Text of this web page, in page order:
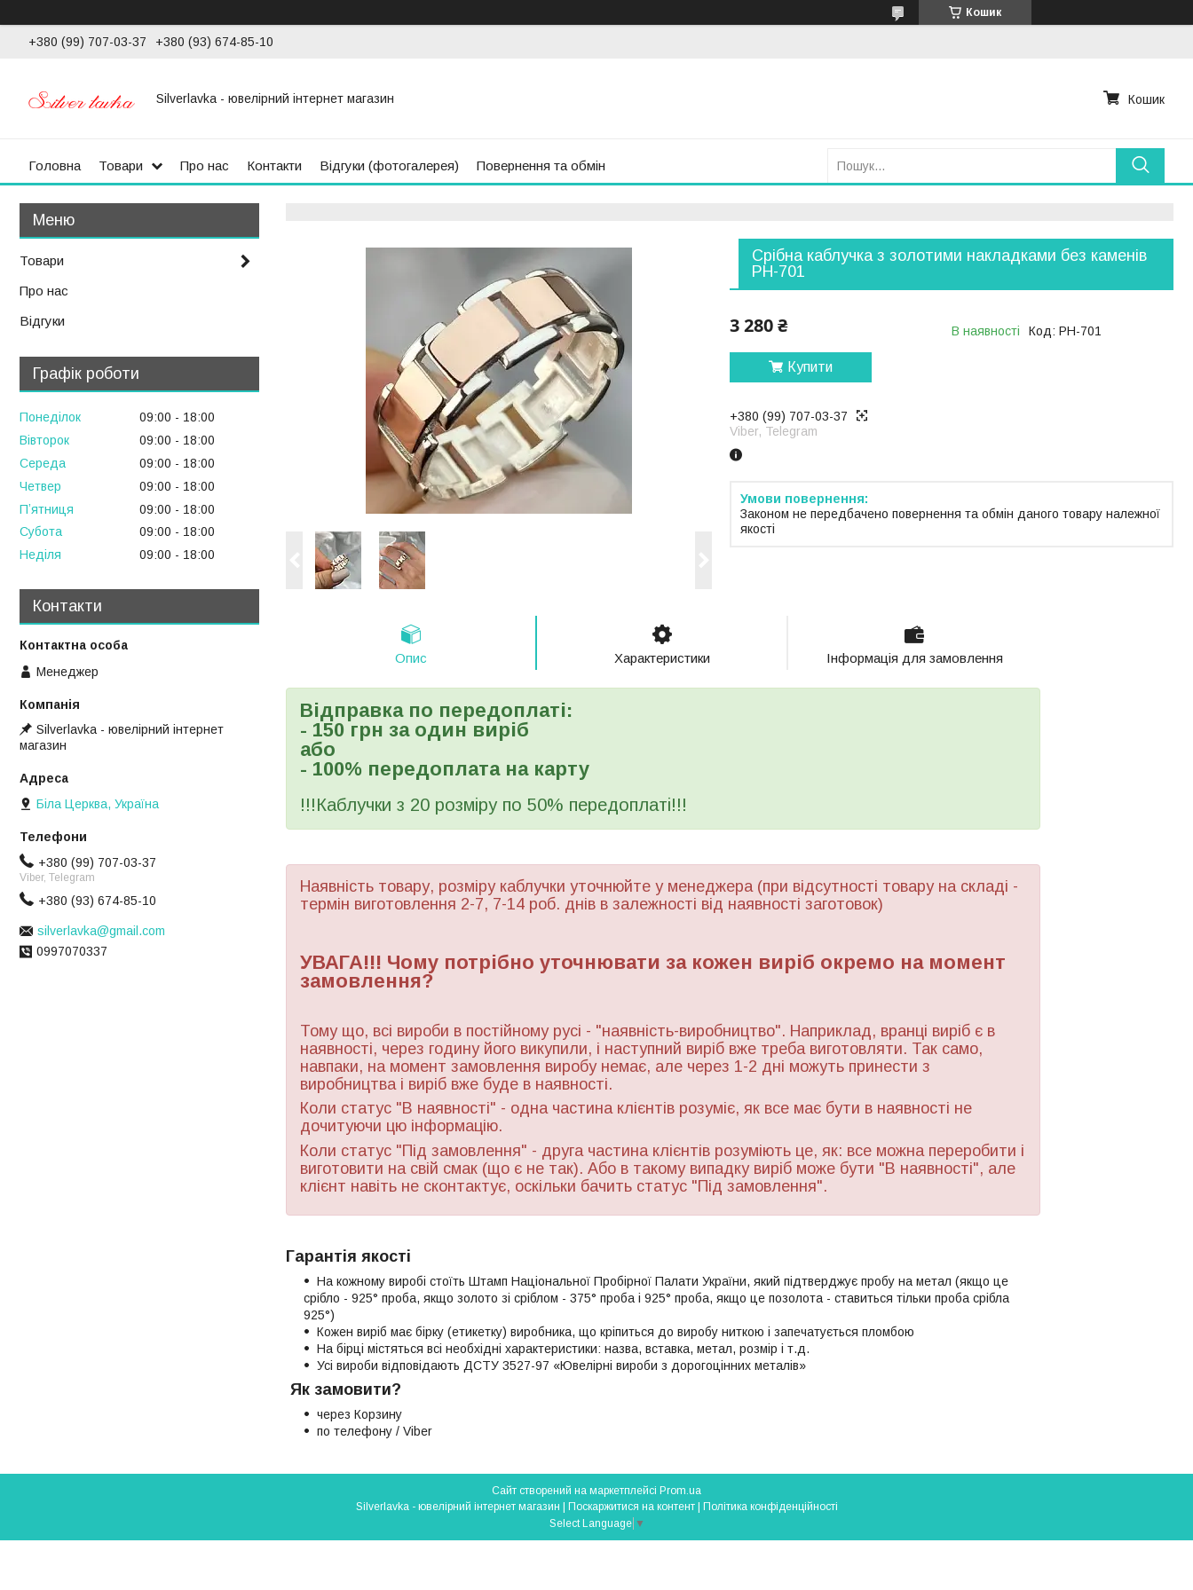
Кошик
+380 (99) 707-03-37 +380 (93) 674-85-10
Silverlavka - ювелірний інтернет магазин Кошик
Головна Товари Про нас Контакти Відгуки (фотогалерея) Повернення та обмін
Срібна каблучка з золотими накладками без каменів
РН-701
3 280 ₴ В наявності Код: РН-701
Купити
+380 (99) 707-03-37
Viber, Telegram
Законом не передбачено повернення та обмін даного товару належної
якості
Опис Характеристики Інформація для замовлення
Відправка по передоплаті:
- 150 грн за один виріб
або
- 100% передоплата на карту
!!!Каблучки з 20 розміру по 50% передоплаті!!!
Наявність товару, розміру каблучки уточнюйте у менеджера (при відсутності товару на складі -
термін виготовлення 2-7, 7-14 роб. днів в залежності від наявності заготовок)
УВАГА!!! Чому потрібно уточнювати за кожен виріб окремо на момент
замовлення?
Тому що, всі вироби в постійному русі - "наявність-виробництво". Наприклад, вранці виріб є в
наявності, через годину його викупили, і наступний виріб вже треба виготовляти. Так само,
навпаки, на момент замовлення виробу немає, але через 1-2 дні можуть принести з
виробництва і виріб вже буде в наявності.
Коли статус "В наявності" - одна частина клієнтів розуміє, як все має бути в наявності не
дочитуючи цю інформацію.
Коли статус "Під замовлення" - друга частина клієнтів розуміють це, як: все можна переробити і
виготовити на свій смак (що є не так). Або в такому випадку виріб може бути "В наявності", але
клієнт навіть не сконтактує, оскільки бачить статус "Під замовлення".
Гарантія якості
На кожному виробі стоїть Штамп Національної Пробірної Палати України, який підтверджує пробу на метал (якщо це
срібло - 925° проба, якщо золото зі сріблом - 375° проба і 925° проба, якщо це позолота - ставиться тільки проба срібла
925°)
Кожен виріб має бірку (етикетку) виробника, що кріпиться до виробу ниткою і запечатується пломбою
На бірці містяться всі необхідні характеристики: назва, вставка, метал, розмір і т.д.
Усі вироби відповідають ДСТУ 3527-97 «Ювелірні вироби з дорогоцінних металів»
Як замовити?
через Корзину
по телефону / Viber
Товари
Про нас
Відгуки
Графік роботи
Понеділок 09:00
18:00
Вівторок
09:00
18:00
Середа
09:00
18:00
Четвер
09:00
18:00
Пʼятниця
09:00
18:00
Субота
09:00
18:00
Неділя
09:00 18:00
Контакти
Менеджер
Silverlavka - ювелірний інтернет
магазин
Біла Церква, Україна
+380 (99) 707-03-37
Viber, Telegram
+380 (93) 674-85-10
silverlavka@gmail.com
0997070337
Сайт створений на маркетплейсі Prom.ua
Silverlavka - ювелірний інтернет магазин | Поскаржитися на контент | Політика конфіденційності
Select Language ▼